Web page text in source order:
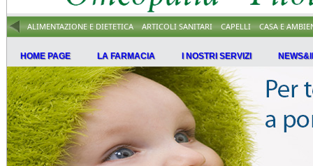
ALIMENTAZIONE E DIETETICA ARTICOLI SANITARI CAPELLI CASA E
HOME PAGE LA FARMACIA I NOSTRI SERVIZI